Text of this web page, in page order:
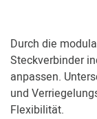
Durch die
Steckverbinder
anpassen.
und
Flexibilität.